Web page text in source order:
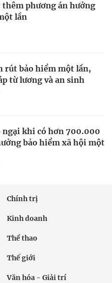
thêm phương án hưởng
lần
rút bảo hiểm một lần,
từ lương và an sinh
ngại khi có hơn 700.000
bảo hiểm xã hội một
Chính trị
Kinh doanh
Thể thao
Thế giới
Văn hóa - Giải trí